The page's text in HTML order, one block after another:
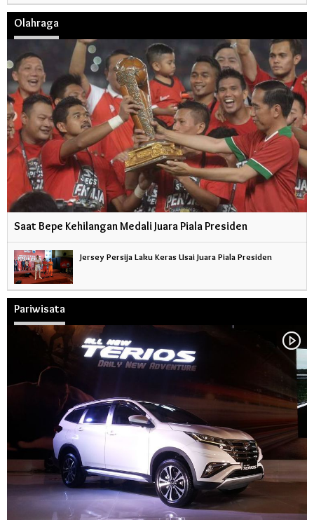
Olahraga
Saat Bepe Kehilangan Medali Juara Piala Presiden
Jersey Persija Laku Keras Usai Juara Piala Presiden
Pariwisata